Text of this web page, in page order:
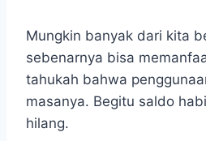
Mungkin banyak dari kita
sebenarnya bisa
tahukah bahwa
masanya. Begitu saldo
hilang.